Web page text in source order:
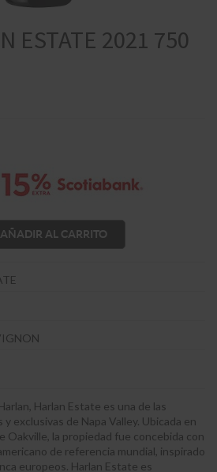
ESTATE 2021 750
AÑADIR AL CARRITO
Harlan Estate es una de las
exclusivas de Napa Valley. Ubicada en
Oakville, la propiedad fue concebida con
de referencia mundial, inspirado
europeos. Harlan Estate es